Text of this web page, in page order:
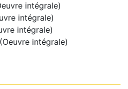
intégrale)
intégrale)
intégrale)
(Oeuvre intégrale)